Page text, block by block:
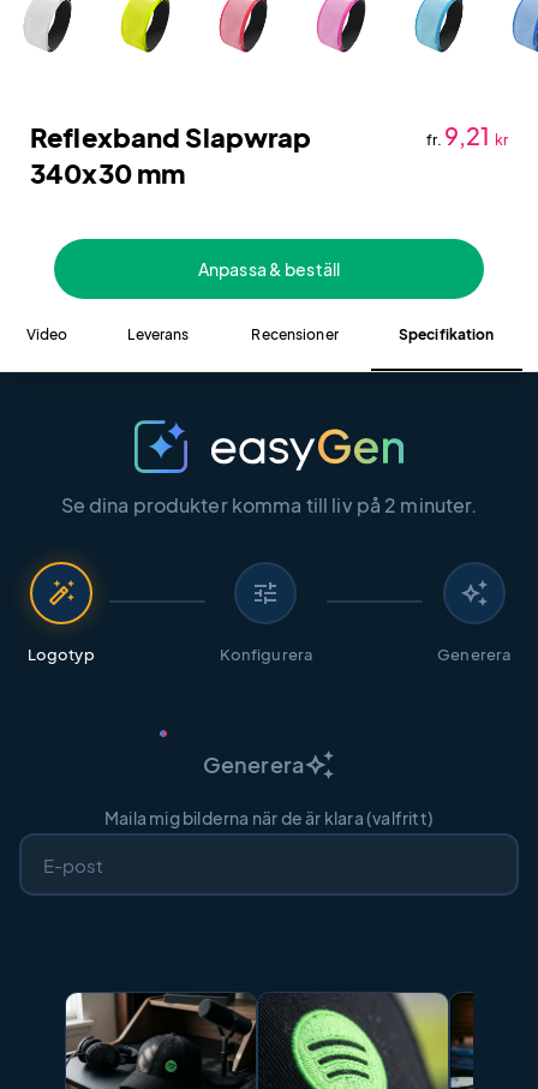
Reflexband Slapwrap
340x30 mm
fr. 9,21 kr
Anpassa & beställ
Video Leverans Recensioner Specifikation
Se dina produkter komma till liv på 2 minuter.
auto_fix_high
Logotyp
tune
Konfigurera
auto_awesome
Generera
Genereraauto_awesome
Maila mig bilderna när de är klara (valfritt)